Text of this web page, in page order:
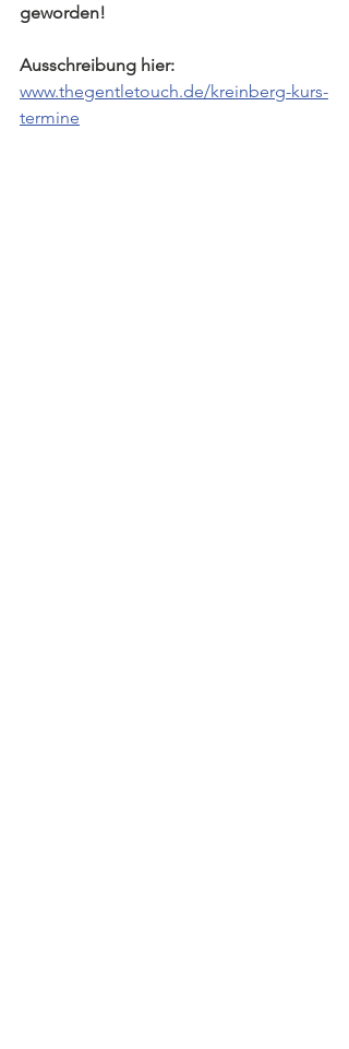
geworden!
Ausschreibung hier:
www.thegentletouch.de/kreinberg-kurs-
termine